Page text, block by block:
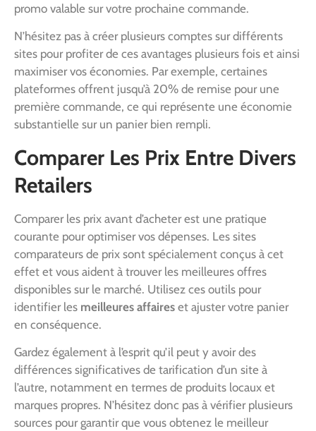
promo valable sur votre prochaine commande.
N’hésitez pas à créer plusieurs comptes sur différents
sites pour profiter de ces avantages plusieurs fois et ainsi
maximiser vos économies. Par exemple, certaines
plateformes offrent jusqu’à 20% de remise pour une
première commande, ce qui représente une économie
substantielle sur un panier bien rempli.
Comparer Les Prix Entre Divers
Retailers
Comparer les prix avant d’acheter est une pratique
courante pour optimiser vos dépenses. Les sites
comparateurs de prix sont spécialement conçus à cet
effet et vous aident à trouver les meilleures offres
disponibles sur le marché. Utilisez ces outils pour
identifier les meilleures affaires et ajuster votre panier
en conséquence.
Gardez également à l’esprit qu’il peut y avoir des
différences significatives de tarification d’un site à
l’autre, notamment en termes de produits locaux et
marques propres. N’hésitez donc pas à vérifier plusieurs
sources pour garantir que vous obtenez le meilleur